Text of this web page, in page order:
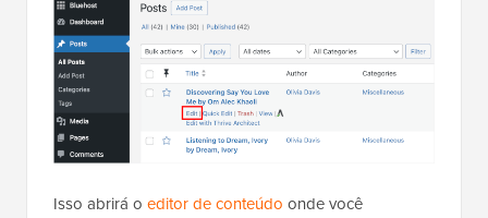
Isso abrirá o editor de conteúdo onde você